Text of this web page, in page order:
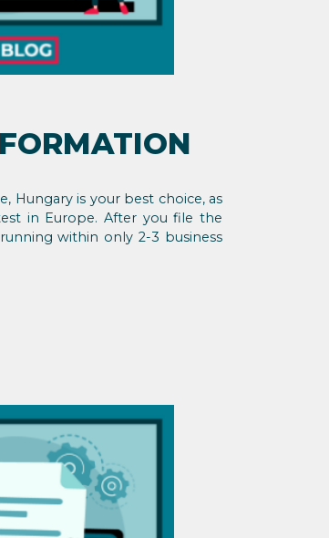
Hungary is your best choice, as
in Europe. After you file the
within only 2-3 business